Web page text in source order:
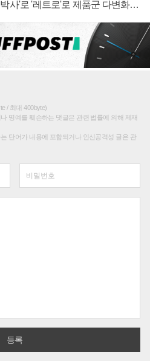
사'로 '레트로'로 제품군 다변화
/ 최대 400byte)
명예를 훼손하는 댓글은 관련 법률에 의해 제재
단어가 내용에 포함되거나 인신공격성 글은 관